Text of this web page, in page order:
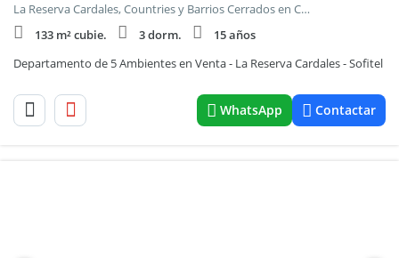
La Reserva Cardales, Countries y Barrios Cerrados en Campana
133 m² cubie.
3 dorm.
15 años
Departamento de 5 Ambientes en Venta - La Reserva Cardales - Sofitel
WhatsApp Contactar